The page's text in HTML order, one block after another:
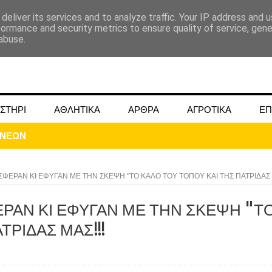
ΑΘΛΗΤΙΚΑ ΑΡΘΡΑ ΑΓΡΟΤΙΚΑ
ΓΙΑ ΜΑΙΟ ΚΑΙ ΙΟΥΝΙΟ 2024
ΚΙ ΕΦΥΓΑΝ ΜΕ ΤΗΝ ΣΚΕΨΗ "ΤΟ ΚΑΛΟ ΤΟΥ ΤΟΠΟΥ ΚΑΙ ΤΗΣ ΠΑΤΡΙΔΑΣ
ΚΙ ΕΦΥΓΑΝ ΜΕ ΤΗΝ ΣΚΕΨΗ
ΜΑΣ!!!
its services and to analyze traffic. Your IP address and
and security metrics to ensure quality of service,